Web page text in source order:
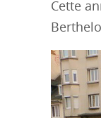
Cette